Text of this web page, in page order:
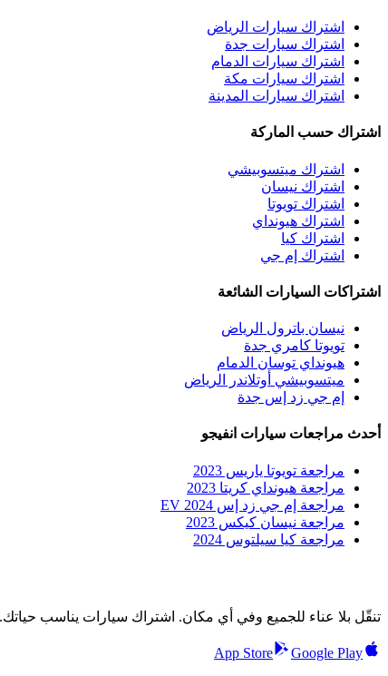
اشتراك سيارات الرياض
اشتراك سيارات جدة
اشتراك سيارات الدمام
اشتراك سيارات مكة
اشتراك سيارات المدينة
اشتراك حسب الماركة
اشتراك ميتسوبيشي
اشتراك نيسان
اشتراك تويوتا
اشتراك هيونداي
اشتراك كيا
اشتراك إم جي
اشتراكات السيارات الشائعة
نيسان باترول الرياض
تويوتا كامري جدة
هيونداي توسان الدمام
ميتسوبيشي أوتلاندر الرياض
إم جي زد إس جدة
أحدث مراجعات سيارات انفيجو
مراجعة تويوتا ياريس 2023
مراجعة هيونداي كريتا 2023
مراجعة إم جي زد إس EV 2024
مراجعة نيسان كيكس 2023
مراجعة كيا سيلتوس 2024
تنقّل بلا عناء للجميع وفي أي مكان. اشتراك سيارات يناسب حياتك.
App Store Google Play